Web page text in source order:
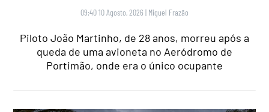
09:40 10 Agosto, 2026 | Miguel Frazão
Piloto João Martinho, de 28 anos, morreu após a
queda de uma avioneta no Aeródromo de
Portimão, onde era o único ocupante